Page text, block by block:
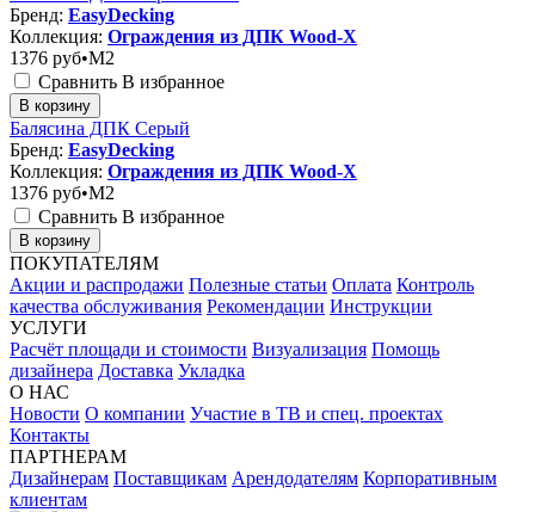
Бренд: EasyDecking
Коллекция: Ограждения из ДПК Wood-X
1376 руб•M2
Сравнить В избранное
В корзину
Балясина ДПК Серый
Бренд: EasyDecking
Коллекция: Ограждения из ДПК Wood-X
1376 руб•M2
Сравнить В избранное
В корзину
ПОКУПАТЕЛЯМ
Акции и распродажи Полезные статьи Оплата Контроль
качества обслуживания Рекомендации Инструкции
УСЛУГИ
Расчёт площади и стоимости Визуализация Помощь
дизайнера Доставка Укладка
О НАС
Новости О компании Участие в ТВ и спец. проектах
Контакты
ПАРТНЕРАМ
Дизайнерам Поставщикам Арендодателям Корпоративным
клиентам